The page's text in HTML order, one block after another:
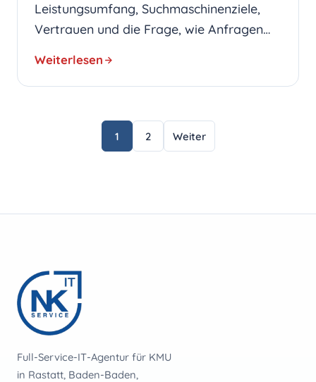
Leistungsumfang, Suchmaschinenziele,
Vertrauen und die Frage, wie Anfragen…
Weiterlesen
Seitennummerierung
1 2 Weiter
Full-Service-IT-Agentur für KMU
in Rastatt, Baden-Baden,